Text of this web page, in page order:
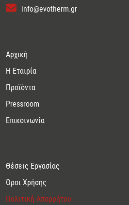
info@evotherm.gr
Αρχική
Η Εταιρία
Προϊόντα
Pressroom
Επικοινωνία
Θέσεις Εργασίας
Όροι Χρήσης
Πολιτική Απορρήτου